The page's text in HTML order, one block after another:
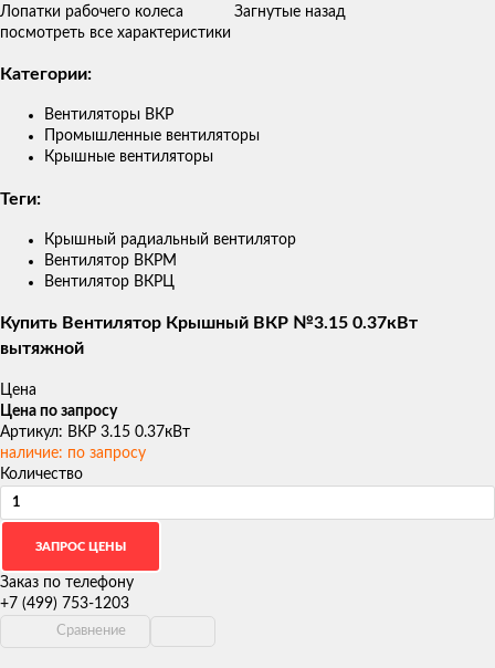
Лопатки рабочего колеса
Загнутые назад
посмотреть все характеристики
Категории:
Вентиляторы ВКР
Промышленные вентиляторы
Крышные вентиляторы
Теги:
Крышный радиальный вентилятор
Вентилятор ВКРМ
Вентилятор ВКРЦ
Купить Вентилятор Крышный ВКР №3.15 0.37кВт
вытяжной
Цена
Цена по запросу
Артикул: ВКР 3.15 0.37кВт
наличие: по запросу
Количество
Заказ по телефону
+7 (499) 753-1203
Сравнение